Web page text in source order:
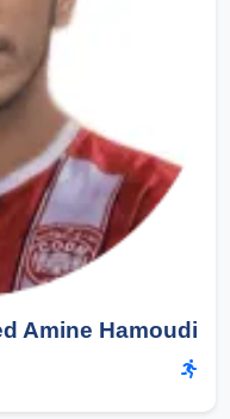
Amine Hamoudi